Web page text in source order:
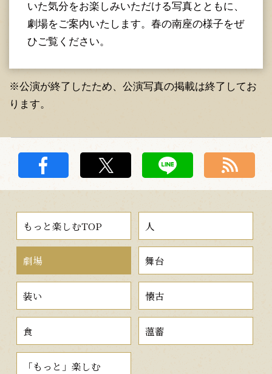
いた気分をお楽しみいただける写真とともに、
劇場をご案内いたします。春の南座の様子をぜ
ひご覧ください。
※公演が終了したため、公演写真の掲載は終了してお
ります。
もっと楽しむTOP 人
劇場 舞台
装い 懐古
食 薀蓄
「もっと」楽しむ